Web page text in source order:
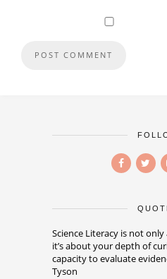
Science Literacy is not
it’s about your depth of
capacity to evaluate
Tyson